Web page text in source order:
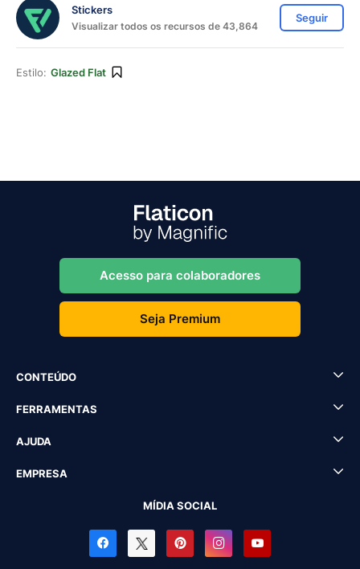
Stickers
Visualizar todos os recursos de 43,864
Seguir
Estilo: Glazed Flat
Acesso para colaboradores
Seja Premium
CONTEÚDO
FERRAMENTAS
AJUDA
EMPRESA
MÍDIA SOCIAL